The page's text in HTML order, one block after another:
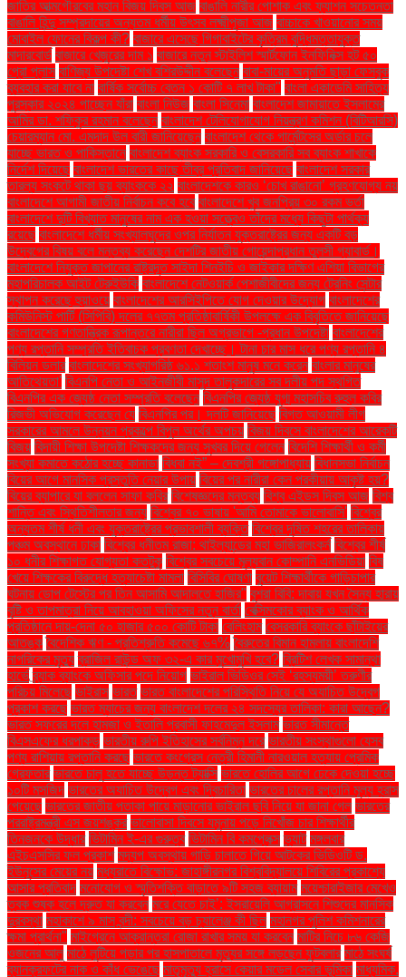
জাতির আত্মগৌরবের মহান বিজয় দিবস আজ বাঙালি নারীর পোশাক এবং ফ্যাশন সচেতনতা
বাঙালি হিন্দু সম্প্রদায়ের অন্যতম ধর্মীয় উৎসব লক্ষ্মীপূজা আজ বাচ্চাকে খাওয়ানোর সময়
মোবাইল ফোনের বিকল্প কী? বাজারে এসেছে গিগাবাইটের কৃত্রিম বুদ্ধিমত্তাযুক্ত
মাদারবোর্ড বাজারে খেজুরের দাম ১ বাজারে নতুন স্টাইলিশ স্মার্টফোন ইনফিনিক্স হট ৫০
প্রো প্লাস বাণিজ্য উপদেষ্টা শেখ বশিরউদ্দীন বলেছেন বাবা-মায়ের অনুমতি ছাড়া ফেসবুক
ব্যবহার করা যাবে না বার্ষিক সর্বোচ্চ বেতন ১ কোটি ৭ লাখ টাকা" বাংলা একাডেমি সাহিত্য
পুরস্কার ২০২৪ পাচ্ছেন যাঁরা বাংলা নিউজ বাংলা সিনেমা বাংলাদেশ জামায়াতে ইসলামের
আমির ডা. শফিকুর রহমান বলেছেন বাংলাদেশ টেলিযোগাযোগ নিয়ন্ত্রণ কমিশন (বিটিআরসি)
চেয়ারম্যান মো. এমদাদ উল বারী জানিয়েছেন বাংলাদেশ থেকে গার্মেন্টসের অর্ডার চলে
যাচ্ছে ভারত ও পাকিস্তানে বাংলাদেশ ব্যাংক সরকারি ও বেসরকারি সব ব্যাংক শাখাকে
নির্দেশ দিয়েছে বাংলাদেশ ভারতের কাছে তীব্র প্রতিবাদ জানিয়েছে বাংলাদেশ সরকার
তারল্য সংকটে থাকা ছয় ব্যাংককে ২২ বাংলাদেশকে কারও ‘চোখ রাঙানো’ গ্রহণযোগ্য নয়
বাংলাদেশে আগামী জাতীয় নির্বাচন কবে হবে বাংলাদেশে খুব জনপ্রিয় ৩০ রকম ভর্তা
বাংলাদেশে দুটি বিখ্যাত মানুষের নাম এক হওয়া সত্ত্বেও তাঁদের মধ্যে কিছুটা পার্থক্য
রয়েছে বাংলাদেশে ধর্মীয় সংখ্যালঘুদের ওপর নির্যাতন যুক্তরাষ্ট্রের জন্য একটি বড়
উদ্বেগের বিষয় বলে মন্তব্য করেছেন দেশটির জাতীয় গোয়েন্দাপ্রধান তুলসী গ্যাবার্ড।
বাংলাদেশে নিযুক্ত জাপানের রাষ্ট্রদূত সাইদা শিনইচি ও জাইকার দক্ষিণ এশিয়া বিভাগের
মহাপরিচালক আইট টেরুইউকি বাংলাদেশে নেটওয়ার্ক পেশাজীবীদের জন্য ট্রেনিং সেন্টার
স্থাপন করেছে হুয়াওয়ে বাংলাদেশের আরসিইপিতে যোগ দেওয়ার উদ্যোগ বাংলাদেশের
কমিউনিস্ট পার্টি (সিপিবি) দলের ৭৭তম প্রতিষ্ঠাবার্ষিকী উপলক্ষে এক বিবৃতিতে জানিয়েছে
বাংলাদেশের গণতান্ত্রিক রূপান্তরে নারীরা ছিল অগ্রভাগে -প্রধান উপদেষ্টা বাংলাদেশের
পণ্য রপ্তানি সম্প্রতি ইতিবাচক প্রবণতা দেখাচ্ছে। টানা চার মাস ধরে পণ্য রপ্তানি ৪
বিলিয়ন ডলার বাংলাদেশের সংখ্যাগরিষ্ঠ ৬১.১ শতাংশ মানুষ মনে করেন বাংলার মানুষের
আতিথেয়তা' বিএনপি নেতা ও আইনজীবী মাসুদ তালুকদারের সব দলীয় পদ স্থগিত
বিএনপির এক জ্যেষ্ঠ নেতা সম্প্রতি বলেছেন বিএনপির জ্যেষ্ঠ যুগ্ম মহাসচিব রুহুল কবির
রিজভী অভিযোগ করেছেন যে বিএনপির পর। দলটি জানিয়েছে বিগত আওয়ামী লীগ
সরকারের আমলে উন্নয়ন প্রকল্পে বিপুল অর্থের অপচয় বিজয় দিবসে বাংলাদেশের আরেকটি
বিজয় বিদায়ী শিক্ষা উপদেষ্টা শিক্ষকদের জন্য সুখবর দিয়ে গেলেন বিদেশি শিক্ষার্থী ও কর্মী
সংখ্যা কমাতে কঠোর হচ্ছে কানাডা বিধবা নই” – দেবশ্রী গঙ্গোপাধ্যায় বিধানসভা নির্বাচন
বিয়ের আগে মানসিক প্রস্তুতি নেয়ার উপায় বিয়ের পর নারীরা কেন পরকীয়ায় আকৃষ্ট হয়?
বিয়ের ব্যাপারে যা বললেন সাফা কবির বিশেষজ্ঞদের মন্তব্য বিশ্ব এইডস দিবস আজ বিশ্ব
শান্তি এবং স্থিতিশীলতার জন্য বিশ্বের ৭০ ভাষায় 'আমি তোমাকে ভালোবাসি' বিশ্বের
অন্যতম শীর্ষ ধনী এবং যুক্তরাষ্ট্রের প্রভাবশালী ব্যক্তি বিশ্বের দূষিত শহরের তালিকায়
পঞ্চম অবস্থানে ঢাকা বিশ্বের ধনীতম রাজা: থাইল্যান্ডের মহা ভাজিরালংকর্ন বিশ্বের শীর্ষ
১০ ধনীর শিক্ষাগত যোগ্যতা কতটুকু বিশ্বের সবচেয়ে মূল্যবান কোম্পানি এনভিডিয়া বিষ
খেয়ে শিক্ষকের বিরুদ্ধে হত্যাচেষ্টা মামলা বিসিবির ঘোষণা বুয়েট শিক্ষার্থীকে গাড়িচাপার
ঘটনায় ডোপ টেস্টের পর তিন আসামি আদালতে হাজির" বুশরা বিবি: দাবায় যখন সৈন্য হারায়
বৃষ্টি ও তাপমাত্রা নিয়ে আবহাওয়া অফিসের নতুন বার্তা বেক্সিমকোর ব্যাংক ও আর্থিক
প্রতিষ্ঠানে দায়-দেনা ৫০ হাজার ৫০০ কোটি টাকা বেলিংহাম বেসরকারি ব্যাংকে ছাঁটাইয়ের
আতঙ্ক বৈদেশিক ঋণ - প্রতিশ্রুতি কমেছে ৬৭% বৈরুতের বিমান হামলায় বাংলাদেশি
নাগরিকের মৃত্যু ব্রাজিল রাউন্ড অফ ৩২-এ কার মুখোমুখি হবে? ব্রিটিশ লেখক সামান্থা
হার্ভে ব্র্যাক ব্যাংকে অফিসার পদে নিয়োগ ভাইরাল ভিডিওর সেই ‘রহস্যময়ী’ তরুণীর
পরিচয় মিলেছে ভাইরাস ভারত ভারত বাংলাদেশের পরিস্থিতি নিয়ে যে অযাচিত উদ্বেগ
প্রকাশ করছে ভারত ম্যাচের জন্য বাংলাদেশ দলের ২৪ সদস্যের তালিকা: কারা আছেন?
ভারত সফরের দলে হামজা ও ইতালি প্রবাসী ফাহমেদুল ইসলাম ভারত সীমান্তে
বিএসএফের ধরপাকড় ভারতীয় রুপি ইতিহাসের সর্বনিম্ন দরে ভারতীয় সংস্থাগুলো যেসব
পণ্য রাশিয়ায় রপ্তানি করছে ভারতে কংগ্রেস নেত্রী হিমানী নারওয়াল হত্যায় প্রেমিক
গ্রেফতার ভারতে চালু হতে যাচ্ছে উড়ন্ত ট্যাক্সি ভারতে হোলির আগে ঢেকে দেওয়া হচ্ছে
১০টি মসজিদ ভারতের অযাচিত উদ্বেগ এবং দ্বিচারিতা ভারতের চালের রপ্তানি মূল্য হ্রাস
পেয়েছে ভারতের জাতীয় পতাকা পায়ে মাড়ানোর ভাইরাল ছবি নিয়ে যা জানা গেল ভারতের
পররাষ্ট্রমন্ত্রী এস জয়শঙ্কর ভালোবাসা দিবসে যমুনায় পড়ে নিখোঁজ চার শিক্ষার্থীর
তিনজনকে উদ্ধার ভিটামিন ই-এর গুরুত্ব ভিটামিন বি কমপ্লেক্স ভ্যাট মঙ্গলবার
এইচএসসির ফল প্রকাশ মদ্যপ অবস্থায় গাড়ি চালাতে গিয়ে আটকের ভিডিওটি ড.
ইউনূসের মেয়ের নয় মধ্যরাতে বিক্ষোভ: জাহাঙ্গীরনগর বিশ্ববিদ্যালয়ে শিবিরের প্রকাশ্যে
আসার প্রতিবাদ মনোযোগ ও স্মৃতিশক্তি বাড়াতে ৯টি সহজ ব্যায়াম ময়েশ্চারাইজার মেখেও
ত্বক শুষ্ক হলে দ্রুত যা করবেন মরে যেতে চাই’: ইসরায়েলি আগ্রাসনে শিশুদের মানসিক
দুরবস্থা মহাকাশে ৯ মাস বন্দী: সবচেয়ে বড় চ্যালেঞ্জ কী ছিল মহানগর পুলিশ কমিশনারের
ক্ষমা প্রার্থনা" মাইগ্রেনে আক্রান্তরা রোজা রাখার সময় যা করবেন মাটির নিচে ৮৬ কেজি
ওজনের আলু মাঠে লুটিয়ে পড়ার পর হাসপাতালে মৃত্যুর সঙ্গে লড়ছেন ফুটবলার মাঠে সংঘর্ষ
ব্যানক্রফটের নাক ও কাঁধ ভেঙেছে মাতৃমৃত্যু হ্রাসে কেয়ার মডেল সেবার ভূমিকা মাধ্যমিক.